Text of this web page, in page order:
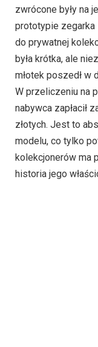
zwrócone były na
prototypie zegarka
do prywatnej
była krótka, ale
młotek poszedł w
W przeliczeniu na
nabywca zapłacił
złotych. Jest to
modelu, co tylko
kolekcjonerów ma
historia jego